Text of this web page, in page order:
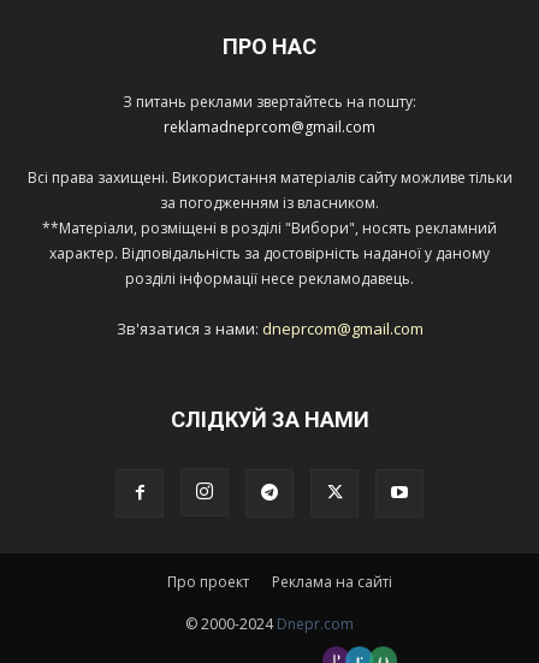
ПРО НАС
З питань реклами звертайтесь на пошту:
reklamadneprcom@gmail.com
Всі права захищені. Використання матеріалів сайту можливе тільки
за погодженням із власником.
**Матеріали, розміщені в розділі "Вибори", носять рекламний
характер. Відповідальність за достовірність наданої у даному
розділі інформації несе рекламодавець.
Зв'язатися з нами: dneprcom@gmail.com
СЛІДКУЙ ЗА НАМИ
Про проект Реклама на сайті
© 2000-2024Dnepr.com